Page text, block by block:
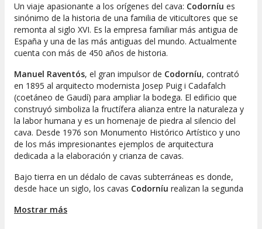
Un viaje apasionante a los orígenes del cava: Codorníu es
sinónimo de la historia de una familia de viticultores que se
remonta al siglo XVI. Es la empresa familiar más antigua de
España y una de las más antiguas del mundo. Actualmente
cuenta con más de 450 años de historia.
Manuel Raventós, el gran impulsor de Codorníu, contrató
en 1895 al arquitecto modernista Josep Puig i Cadafalch
(coetáneo de Gaudí) para ampliar la bodega. El edificio que
construyó simboliza la fructífera alianza entre la naturaleza y
la labor humana y es un homenaje de piedra al silencio del
cava. Desde 1976 son Monumento Histórico Artístico y uno
de los más impresionantes ejemplos de arquitectura
dedicada a la elaboración y crianza de cavas.
Bajo tierra en un dédalo de cavas subterráneas es donde,
desde hace un siglo, los cavas Codorníu realizan la segunda
constante. En 1872, Josep Raventós Fatjó elaboró cava por
Mostrar más